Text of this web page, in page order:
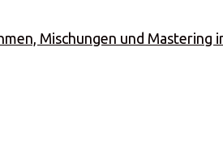
Mischungen und Mastering